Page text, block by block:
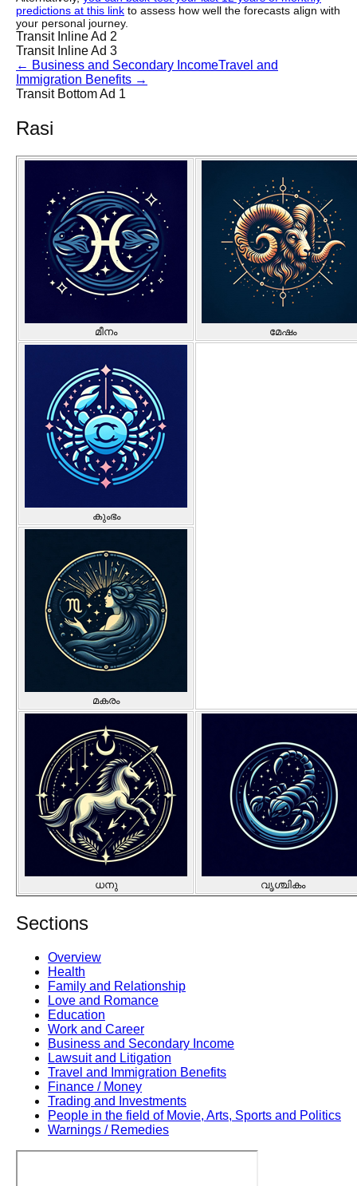
predictions at this link to assess how well the forecasts align with
your personal journey.
Transit Inline Ad 2
Transit Inline Ad 3
← Business and Secondary IncomeTravel and
Immigration Benefits →
Transit Bottom Ad 1
Rasi
മീനം മേഷം
കുംഭം
മകരം
ധനു വൃശ്ചികം
Sections
Overview
Health
Family and Relationship
Love and Romance
Education
Work and Career
Business and Secondary Income
Lawsuit and Litigation
Travel and Immigration Benefits
Finance / Money
Trading and Investments
People in the field of Movie, Arts, Sports and Politics
Warnings / Remedies